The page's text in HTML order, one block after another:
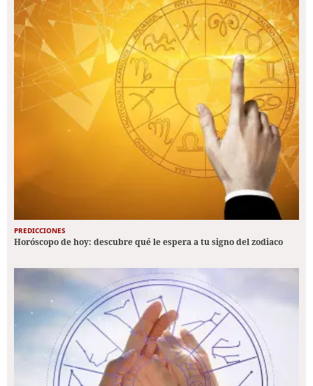
PREDICCIONES
Horóscopo de hoy: descubre qué le espera a tu signo del zodiaco